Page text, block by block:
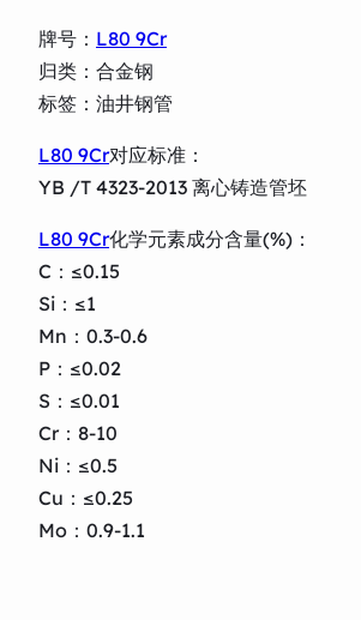
牌号： L80 9Cr
归类：合金钢
标签：油井钢管
L80 9Cr对应标准：
YB /T 4323-2013 离心铸造管坯
L80 9Cr化学元素成分含量(%)：
C：≤0.15
Si：≤1
Mn：0.3-0.6
P：≤0.02
S：≤0.01
Cr：8-10
Ni：≤0.5
Cu：≤0.25
Mo：0.9-1.1